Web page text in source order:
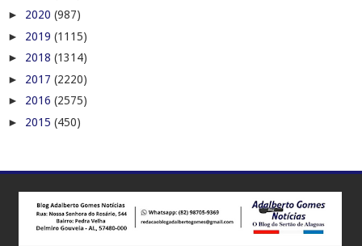
► 2020 (987)
► 2019 (1115)
► 2018 (1314)
► 2017 (2220)
► 2016 (2575)
► 2015 (450)